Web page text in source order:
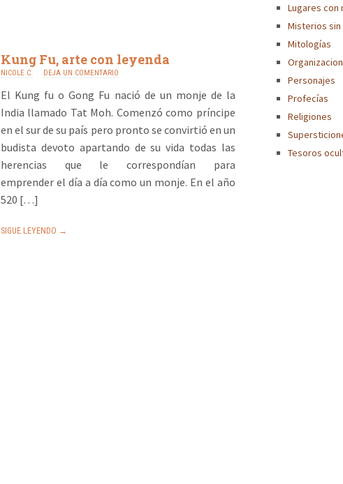
Kung Fu, arte con leyenda
NICOLE C. DEJA UN COMENTARIO
El Kung fu o Gong Fu nació de un monje de la
India llamado Tat Moh. Comenzó como príncipe
en el sur de su país pero pronto se convirtió en un
budista devoto apartando de su vida todas las
herencias que le correspondían para
emprender el día a día como un monje. En el año
520 […]
SIGUE LEYENDO →
Lugares con
Misterios
Mitologías
Personajes
Profecías
Religiones
Tesoros